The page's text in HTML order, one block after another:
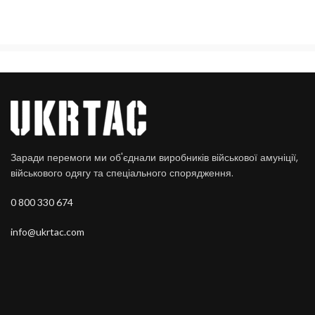
Заради перемоги ми об'єднали виробників військової амуніції,
військового одягу та спеціального спорядження.
0 800 330 674
info@ukrtac.com